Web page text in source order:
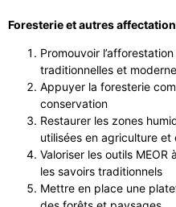
Foresterie et autres
Promouvoir
traditionnelles et
Appuyer la foresterie
conservation
Restaurer les zones
utilisées en agriculture et
Valoriser les outils MEOR
les savoirs traditionnels
Mettre en place une